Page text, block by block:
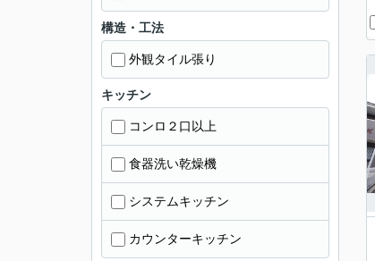
構造・工法
外観タイル張り
キッチン
コンロ２口以上
食器洗い乾燥機
システムキッチン
カウンターキッチン